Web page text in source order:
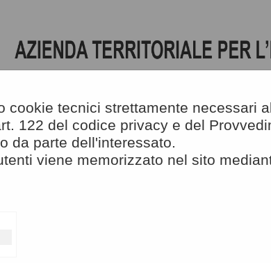
- A - A | Grafica Testo
cookie tecnici strettamente necessari
122 del codice privacy e del
da parte dell'interessato.
viene memorizzato nel sito
VARIAZIONE